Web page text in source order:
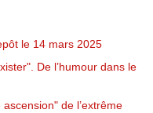
le 14 mars 2025
De l’humour dans le
de l’extrême